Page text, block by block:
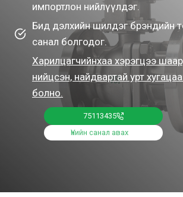
импортлон нийлүүлдэг.
Бид дэлхийн шилдэг брэндийн
санал болгодог.
Харилцагчийнхаа хэрэгцээ
нийцсэн, найдвартай урт
болно.
75113435
Үнийн санал авах